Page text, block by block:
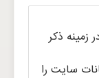
زمینه ذکر
سایت را